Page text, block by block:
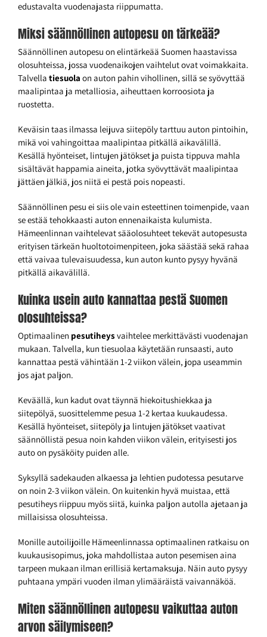
edustavalta vuodenajasta riippumatta.
Miksi säännöllinen autopesu on tärkeää?
Säännöllinen autopesu on elintärkeää Suomen haastavissa
olosuhteissa, jossa vuodenaikojen vaihtelut ovat voimakkaita.
Talvella tiesuola on auton pahin vihollinen, sillä se syövyttää
maalipintaa ja metalliosia, aiheuttaen korroosiota ja
ruostetta.
Keväisin taas ilmassa leijuva siitepöly tarttuu auton pintoihin,
mikä voi vahingoittaa maalipintaa pitkällä aikavälillä.
Kesällä hyönteiset, lintujen jätökset ja puista tippuva mahla
sisältävät happamia aineita, jotka syövyttävät maalipintaa
jättäen jälkiä, jos niitä ei pestä pois nopeasti.
Säännöllinen pesu ei siis ole vain esteettinen toimenpide, vaan
se estää tehokkaasti auton ennenaikaista kulumista.
Hämeenlinnan vaihtelevat sääolosuhteet tekevät autopesusta
erityisen tärkeän huoltotoimenpiteen, joka säästää sekä rahaa
että vaivaa tulevaisuudessa, kun auton kunto pysyy hyvänä
pitkällä aikavälillä.
Kuinka usein auto kannattaa pestä Suomen
olosuhteissa?
Optimaalinen pesutiheysvaihtelee merkittävästi vuodenajan
mukaan. Talvella, kun tiesuolaa käytetään runsaasti, auto
kannattaa pestä vähintään 1-2 viikon välein, jopa useammin
jos ajat paljon.
Keväällä, kun kadut ovat täynnä hiekoitushiekkaa ja
siitepölyä, suosittelemme pesua 1-2 kertaa kuukaudessa.
Kesällä hyönteiset, siitepöly ja lintujen jätökset vaativat
säännöllistä pesua noin kahden viikon välein, erityisesti jos
auto on pysäköity puiden alle.
Syksyllä sadekauden alkaessa ja lehtien pudotessa pesutarve
on noin 2-3 viikon välein. On kuitenkin hyvä muistaa, että
pesutiheys riippuu myös siitä, kuinka paljon autolla ajetaan ja
millaisissa olosuhteissa.
Monille autoilijoille Hämeenlinnassa optimaalinen ratkaisu on
kuukausisopimus, joka mahdollistaa auton pesemisen aina
tarpeen mukaan ilman erillisiä kertamaksuja. Näin auto pysyy
puhtaana ympäri vuoden ilman ylimääräistä vaivannäköä.
Miten säännöllinen autopesu vaikuttaa auton
arvon säilymiseen?